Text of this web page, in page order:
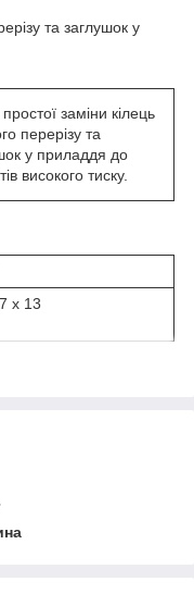
та заглушок у
заміни кілець
перерізу та
у приладдя до
високого тиску.
x 13